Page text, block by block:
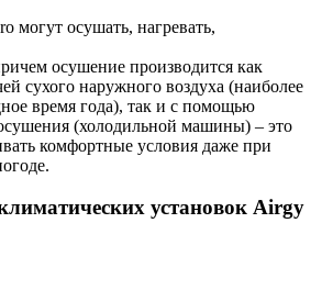
могут осушать, нагревать,
осушение производится как
сухого наружного воздуха (наиболее
время года), так и с помощью
(холодильной машины) – это
комфортные условия даже при
установок Airgy